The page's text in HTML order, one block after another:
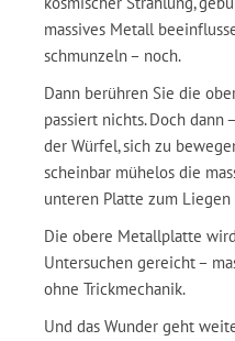
massives Metall
schmunzeln – noch.
Dann berühren Sie die
passiert nichts. Doch
der Würfel, sich zu
scheinbar mühelos die
unteren Platte zum Liegen
Die obere Metallplatte
Untersuchen gereicht –
ohne Trickmechanik.
Und das Wunder geht